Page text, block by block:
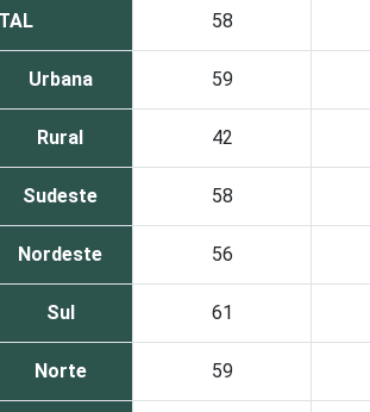
58
Urbana 59
Rural 42
Sudeste 58
Nordeste 56
Sul 61
Norte 59